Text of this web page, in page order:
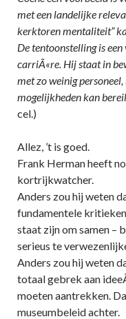
met een landelijke
kerktoren mentaliteit”
De tentoonstelling is
carriÃ«re. Hij staat in
met zo weinig
mogelijkheden kan
cel.)
Allez, ’t is goed.
Frank Herman heeft
kortrijkwatcher.
Anders zou hij weten
fundamentele
staat zijn om samen –
serieus te
Anders zou hij weten
totaal gebrek aan
moeten aantrekken.
museumbeleid achter.